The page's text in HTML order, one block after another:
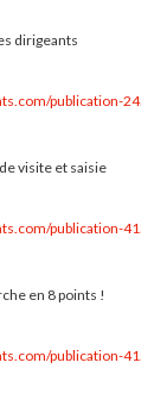
dirigeants
publication-
visite et saisie
publication-
en 8 points !
publication-